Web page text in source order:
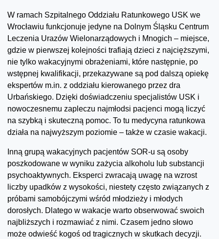
W ramach Szpitalnego Oddziału Ratunkowego USK we
Wrocławiu funkcjonuje jedyne na Dolnym Śląsku Centrum
Leczenia Urazów Wielonarządowych i Mnogich – miejsce,
gdzie w pierwszej kolejności trafiają dzieci z najcięższymi,
nie tylko wakacyjnymi obrażeniami, które następnie, po
wstępnej kwalifikacji, przekazywane są pod dalszą opiekę
ekspertów m.in. z oddziału kierowanego przez dra
Urbańskiego. Dzięki doświadczeniu specjalistów USK i
nowoczesnemu zapleczu najmłodsi pacjenci mogą liczyć
na szybką i skuteczną pomoc. To tu medycyna ratunkowa
działa na najwyższym poziomie – także w czasie wakacji.
Inną grupą wakacyjnych pacjentów SOR-u są osoby
poszkodowane w wyniku zażycia alkoholu lub substancji
psychoaktywnych. Eksperci zwracają uwagę na wzrost
liczby upadków z wysokości, niestety często związanych z
próbami samobójczymi wśród młodzieży i młodych
dorosłych. Dlatego w wakacje warto obserwować swoich
najbliższych i rozmawiać z nimi. Czasem jedno słowo
może odwieść kogoś od tragicznych w skutkach decyzji.